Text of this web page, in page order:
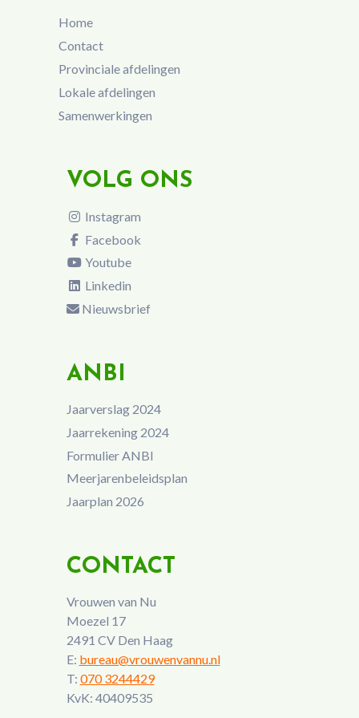
Home
Contact
Provinciale afdelingen
Lokale afdelingen
Samenwerkingen
VOLG ONS
Instagram
Facebook
Youtube
Linkedin
Nieuwsbrief
ANBI
Jaarverslag 2024
Jaarrekening 2024
Formulier ANBI
Meerjarenbeleidsplan
Jaarplan 2026
CONTACT
Vrouwen van Nu
Moezel 17
2491 CV Den Haag
E: bureau@vrouwenvannu.nl
T: 070 3244429
KvK: 40409535